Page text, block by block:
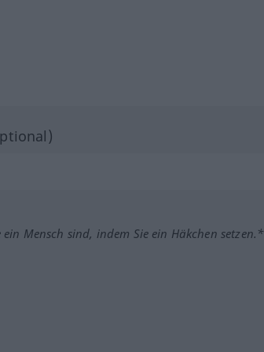
Mensch sind, indem Sie ein Häkchen setzen.*